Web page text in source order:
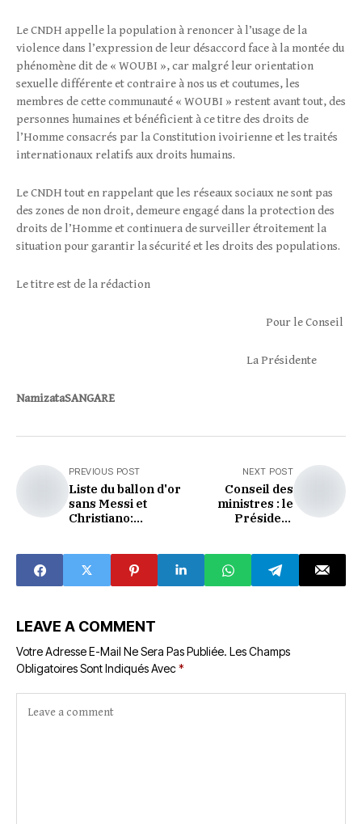
Le CNDH appelle la population à renoncer à l’usage de la
violence dans l’expression de leur désaccord face à la montée du
phénomène dit de « WOUBI », car malgré leur orientation
sexuelle différente et contraire à nos us et coutumes, les
membres de cette communauté « WOUBI » restent avant tout, des
personnes humaines et bénéficient à ce titre des droits de
l’Homme consacrés par la Constitution ivoirienne et les traités
internationaux relatifs aux droits humains.
Le CNDH tout en rappelant que les réseaux sociaux ne sont pas
des zones de non droit, demeure engagé dans la protection des
droits de l’Homme et continuera de surveiller étroitement la
situation pour garantir la sécurité et les droits des populations.
Le titre est de la rédaction
​ Pour le Conseil
La Présidente
NamizataSANGARE
PREVIOUS POST
Liste du ballon d'or
sans Messi et
Christiano:
NEXT POST
Conseil des
ministres : le
Président
chantiers
nationaux
LEAVE A COMMENT
Votre Adresse E-Mail Ne Sera Pas Publiée. Les Champs
Obligatoires Sont Indiqués Avec*